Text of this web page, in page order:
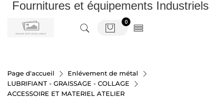
Fournitures et équipements Industriels
0
Page d'accueil
Enlévement de métal
LUBRIFIANT - GRAISSAGE - COLLAGE
ACCESSOIRE ET MATERIEL ATELIER